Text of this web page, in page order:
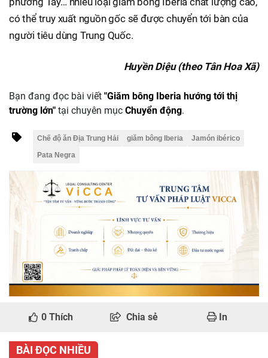
có thể truy xuất nguồn gốc sẽ được chuyển tới bàn của
người tiêu dùng Trung Quốc.
Huyền Diệu (theo Tân Hoa Xã)
Bạn đang đọc bài viết "Giăm bông Iberia hướng tới thị
trường lớn" tại chuyên mục Chuyển động.
Chế độ ăn Địa Trung Hải giăm bông Iberia
Jamón ibérico
Pata Negra
0 Thích Chia sẻ In
BÀI ĐỌC NHIỀU